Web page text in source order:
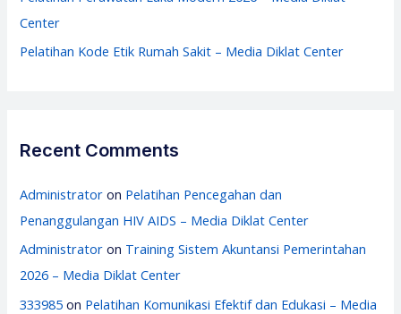
Center
Pelatihan Kode Etik Rumah Sakit – Media Diklat Center
Recent Comments
Administrator on Pelatihan Pencegahan dan
Penanggulangan HIV AIDS – Media Diklat Center
Administrator on Training Sistem Akuntansi Pemerintahan
2026 – Media Diklat Center
333985 on Pelatihan Komunikasi Efektif dan Edukasi – Media